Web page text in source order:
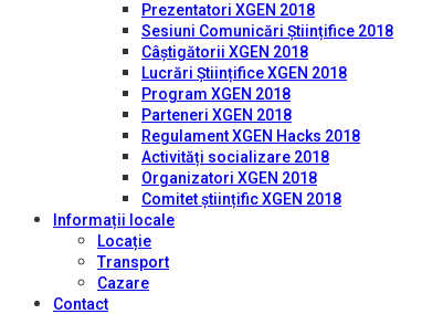
Prezentatori XGEN 2018
Sesiuni Comunicări Științifice 2018
Câștigătorii XGEN 2018
Lucrări Științifice XGEN 2018
Program XGEN 2018
Parteneri XGEN 2018
Regulament XGEN Hacks 2018
Activități socializare 2018
Organizatori XGEN 2018
Comitet științific XGEN 2018
Informații locale
Locație
Transport
Cazare
Contact